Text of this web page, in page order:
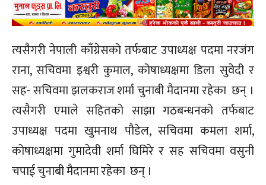
त्यसैगरी नेपाली काँग्रेसको तर्फबाट उपाध्यक्ष पदमा नरजंग
राना, सचिवमा इश्वरी कुमाल, कोषाध्यक्षमा डिला सुवेदी र
सह- सचिवमा झलकराज शर्मा चुनाबी मैदानमा रहेका छन् ।
त्यसैगरी एमाले सहितको साझा गठबन्धनको तर्फबाट
उपाध्यक्ष पदमा खुमनाथ पौडेल, सचिवमा कमला शर्मा,
कोषाध्यक्षमा गुमादेवी शर्मा घिमिरे र सह सचिवमा वसुनी
चपाई चुनाबी मैदानमा रहेका छन् ।